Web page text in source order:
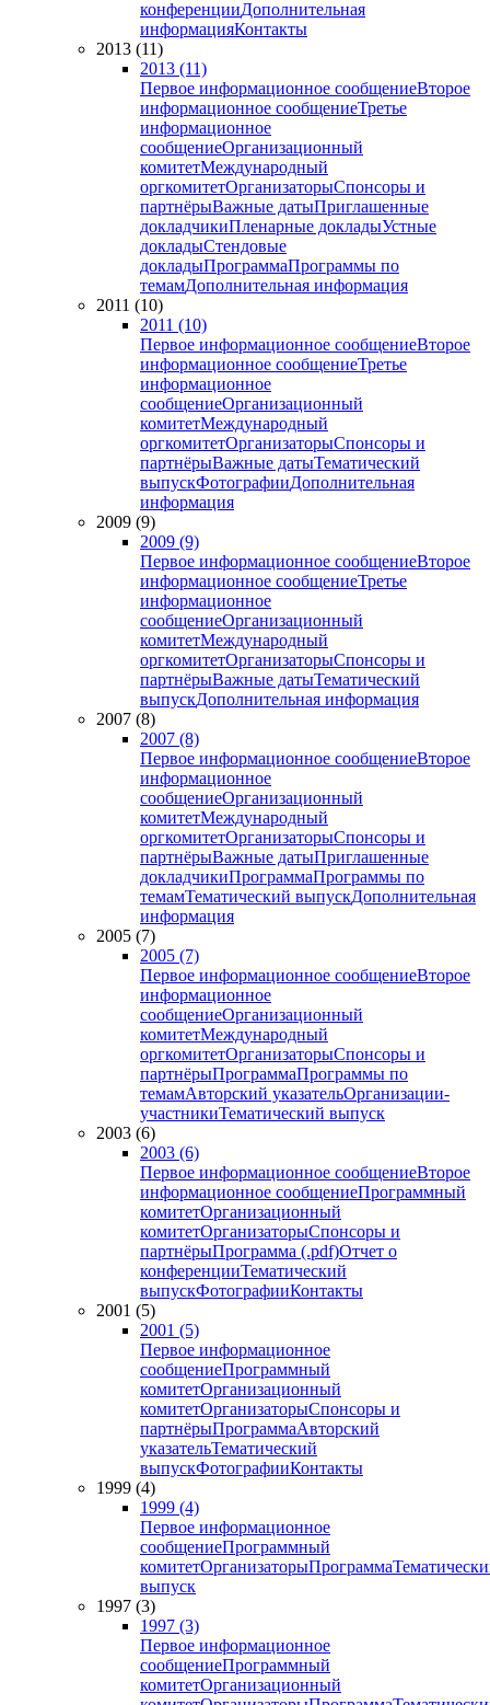
конференцииДополнительная
информацияКонтакты
2013 (11)
2013 (11)
Первое информационное сообщениеВторое
информационное сообщениеТретье
информационное
сообщениеОрганизационный
комитетМеждународный
оргкомитетОрганизаторыСпонсоры и
партнёрыВажные датыПриглашенные
докладчикиПленарные докладыУстные
докладыСтендовые
докладыПрограммаПрограммы по
темамДополнительная информация
2011 (10)
2011 (10)
Первое информационное сообщениеВторое
информационное сообщениеТретье
информационное
сообщениеОрганизационный
комитетМеждународный
оргкомитетОрганизаторыСпонсоры и
партнёрыВажные датыТематический
выпускФотографииДополнительная
информация
2009 (9)
2009 (9)
Первое информационное сообщениеВторое
информационное сообщениеТретье
информационное
сообщениеОрганизационный
комитетМеждународный
оргкомитетОрганизаторыСпонсоры и
партнёрыВажные датыТематический
выпускДополнительная информация
2007 (8)
2007 (8)
Первое информационное сообщениеВторое
информационное
сообщениеОрганизационный
комитетМеждународный
оргкомитетОрганизаторыСпонсоры и
партнёрыВажные датыПриглашенные
докладчикиПрограммаПрограммы по
темамТематический выпускДополнительная
информация
2005 (7)
2005 (7)
Первое информационное сообщениеВторое
информационное
сообщениеОрганизационный
комитетМеждународный
оргкомитетОрганизаторыСпонсоры и
партнёрыПрограммаПрограммы по
темамАвторский указательОрганизации-
участникиТематический выпуск
2003 (6)
2003 (6)
Первое информационное сообщениеВторое
информационное сообщениеПрограммный
комитетОрганизационный
комитетОрганизаторыСпонсоры и
партнёрыПрограмма (.pdf)Отчет о
конференцииТематический
выпускФотографииКонтакты
2001 (5)
2001 (5)
Первое информационное
сообщениеПрограммный
комитетОрганизационный
комитетОрганизаторыСпонсоры и
партнёрыПрограммаАвторский
указательТематический
выпускФотографииКонтакты
1999 (4)
1999 (4)
Первое информационное
сообщениеПрограммный
комитетОрганизаторыПрограмма
выпуск
1997 (3)
1997 (3)
Первое информационное
сообщениеПрограммный
комитетОрганизационный